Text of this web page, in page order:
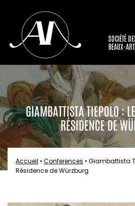
SOCIÉTÉ
BEAUX-
GIAMBATTISTA TIEPOLO :
RÉSIDENCE DE
Accueil • Conferences • Giambattista
Résidence de Würzburg